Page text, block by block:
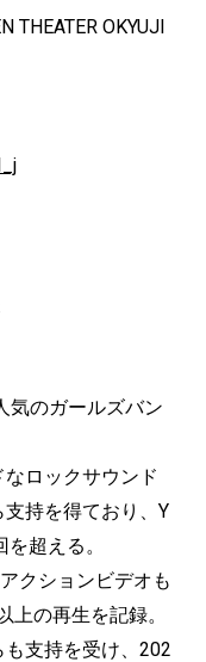
THEATER OKYUJI
気のガールズバン
ロックサウンド
持を得ており、Y
超える。
クションビデオも
上の再生を記録。
支持を受け、202